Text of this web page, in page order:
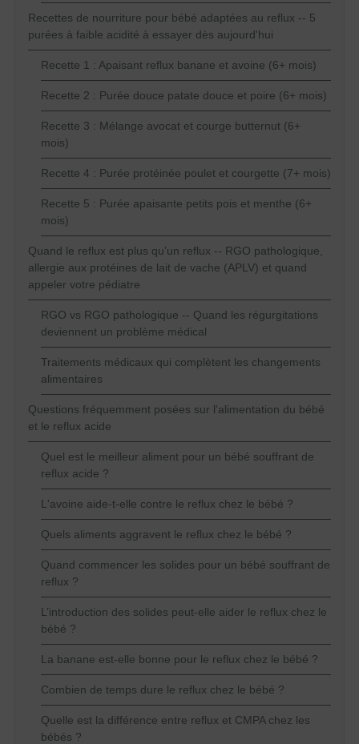
Recettes de nourriture pour bébé adaptées au reflux -- 5
purées à faible acidité à essayer dès aujourd'hui
Recette 1 : Apaisant reflux banane et avoine (6+ mois)
Recette 2 : Purée douce patate douce et poire (6+ mois)
Recette 3 : Mélange avocat et courge butternut (6+
mois)
Recette 4 : Purée protéinée poulet et courgette (7+ mois)
Recette 5 : Purée apaisante petits pois et menthe (6+
mois)
Quand le reflux est plus qu’un reflux -- RGO pathologique,
allergie aux protéines de lait de vache (APLV) et quand
appeler votre pédiatre
RGO vs RGO pathologique -- Quand les régurgitations
deviennent un problème médical
Traitements médicaux qui complètent les changements
alimentaires
Questions fréquemment posées sur l'alimentation du bébé
et le reflux acide
Quel est le meilleur aliment pour un bébé souffrant de
reflux acide ?
L'avoine aide-t-elle contre le reflux chez le bébé ?
Quels aliments aggravent le reflux chez le bébé ?
Quand commencer les solides pour un bébé souffrant de
reflux ?
L’introduction des solides peut-elle aider le reflux chez le
bébé ?
La banane est-elle bonne pour le reflux chez le bébé ?
Combien de temps dure le reflux chez le bébé ?
Quelle est la différence entre reflux et CMPA chez les
bébés ?